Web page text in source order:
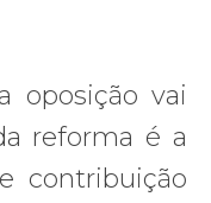
oposição vai
reforma é a
contribuição